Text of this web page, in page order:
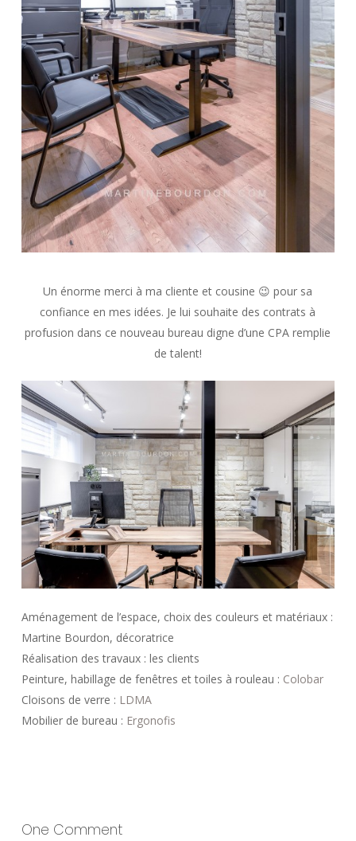
Un énorme merci à ma cliente et cousine 😉 pour sa
confiance en mes idées. Je lui souhaite des contrats à
profusion dans ce nouveau bureau digne d’une CPA remplie
de talent!
Aménagement de l’espace, choix des couleurs et matériaux :
Martine Bourdon, décoratrice
Réalisation des travaux : les clients
Peinture, habillage de fenêtres et toiles à rouleau : Colobar
Cloisons de verre : LDMA
Mobilier de bureau : Ergonofis
One Comment